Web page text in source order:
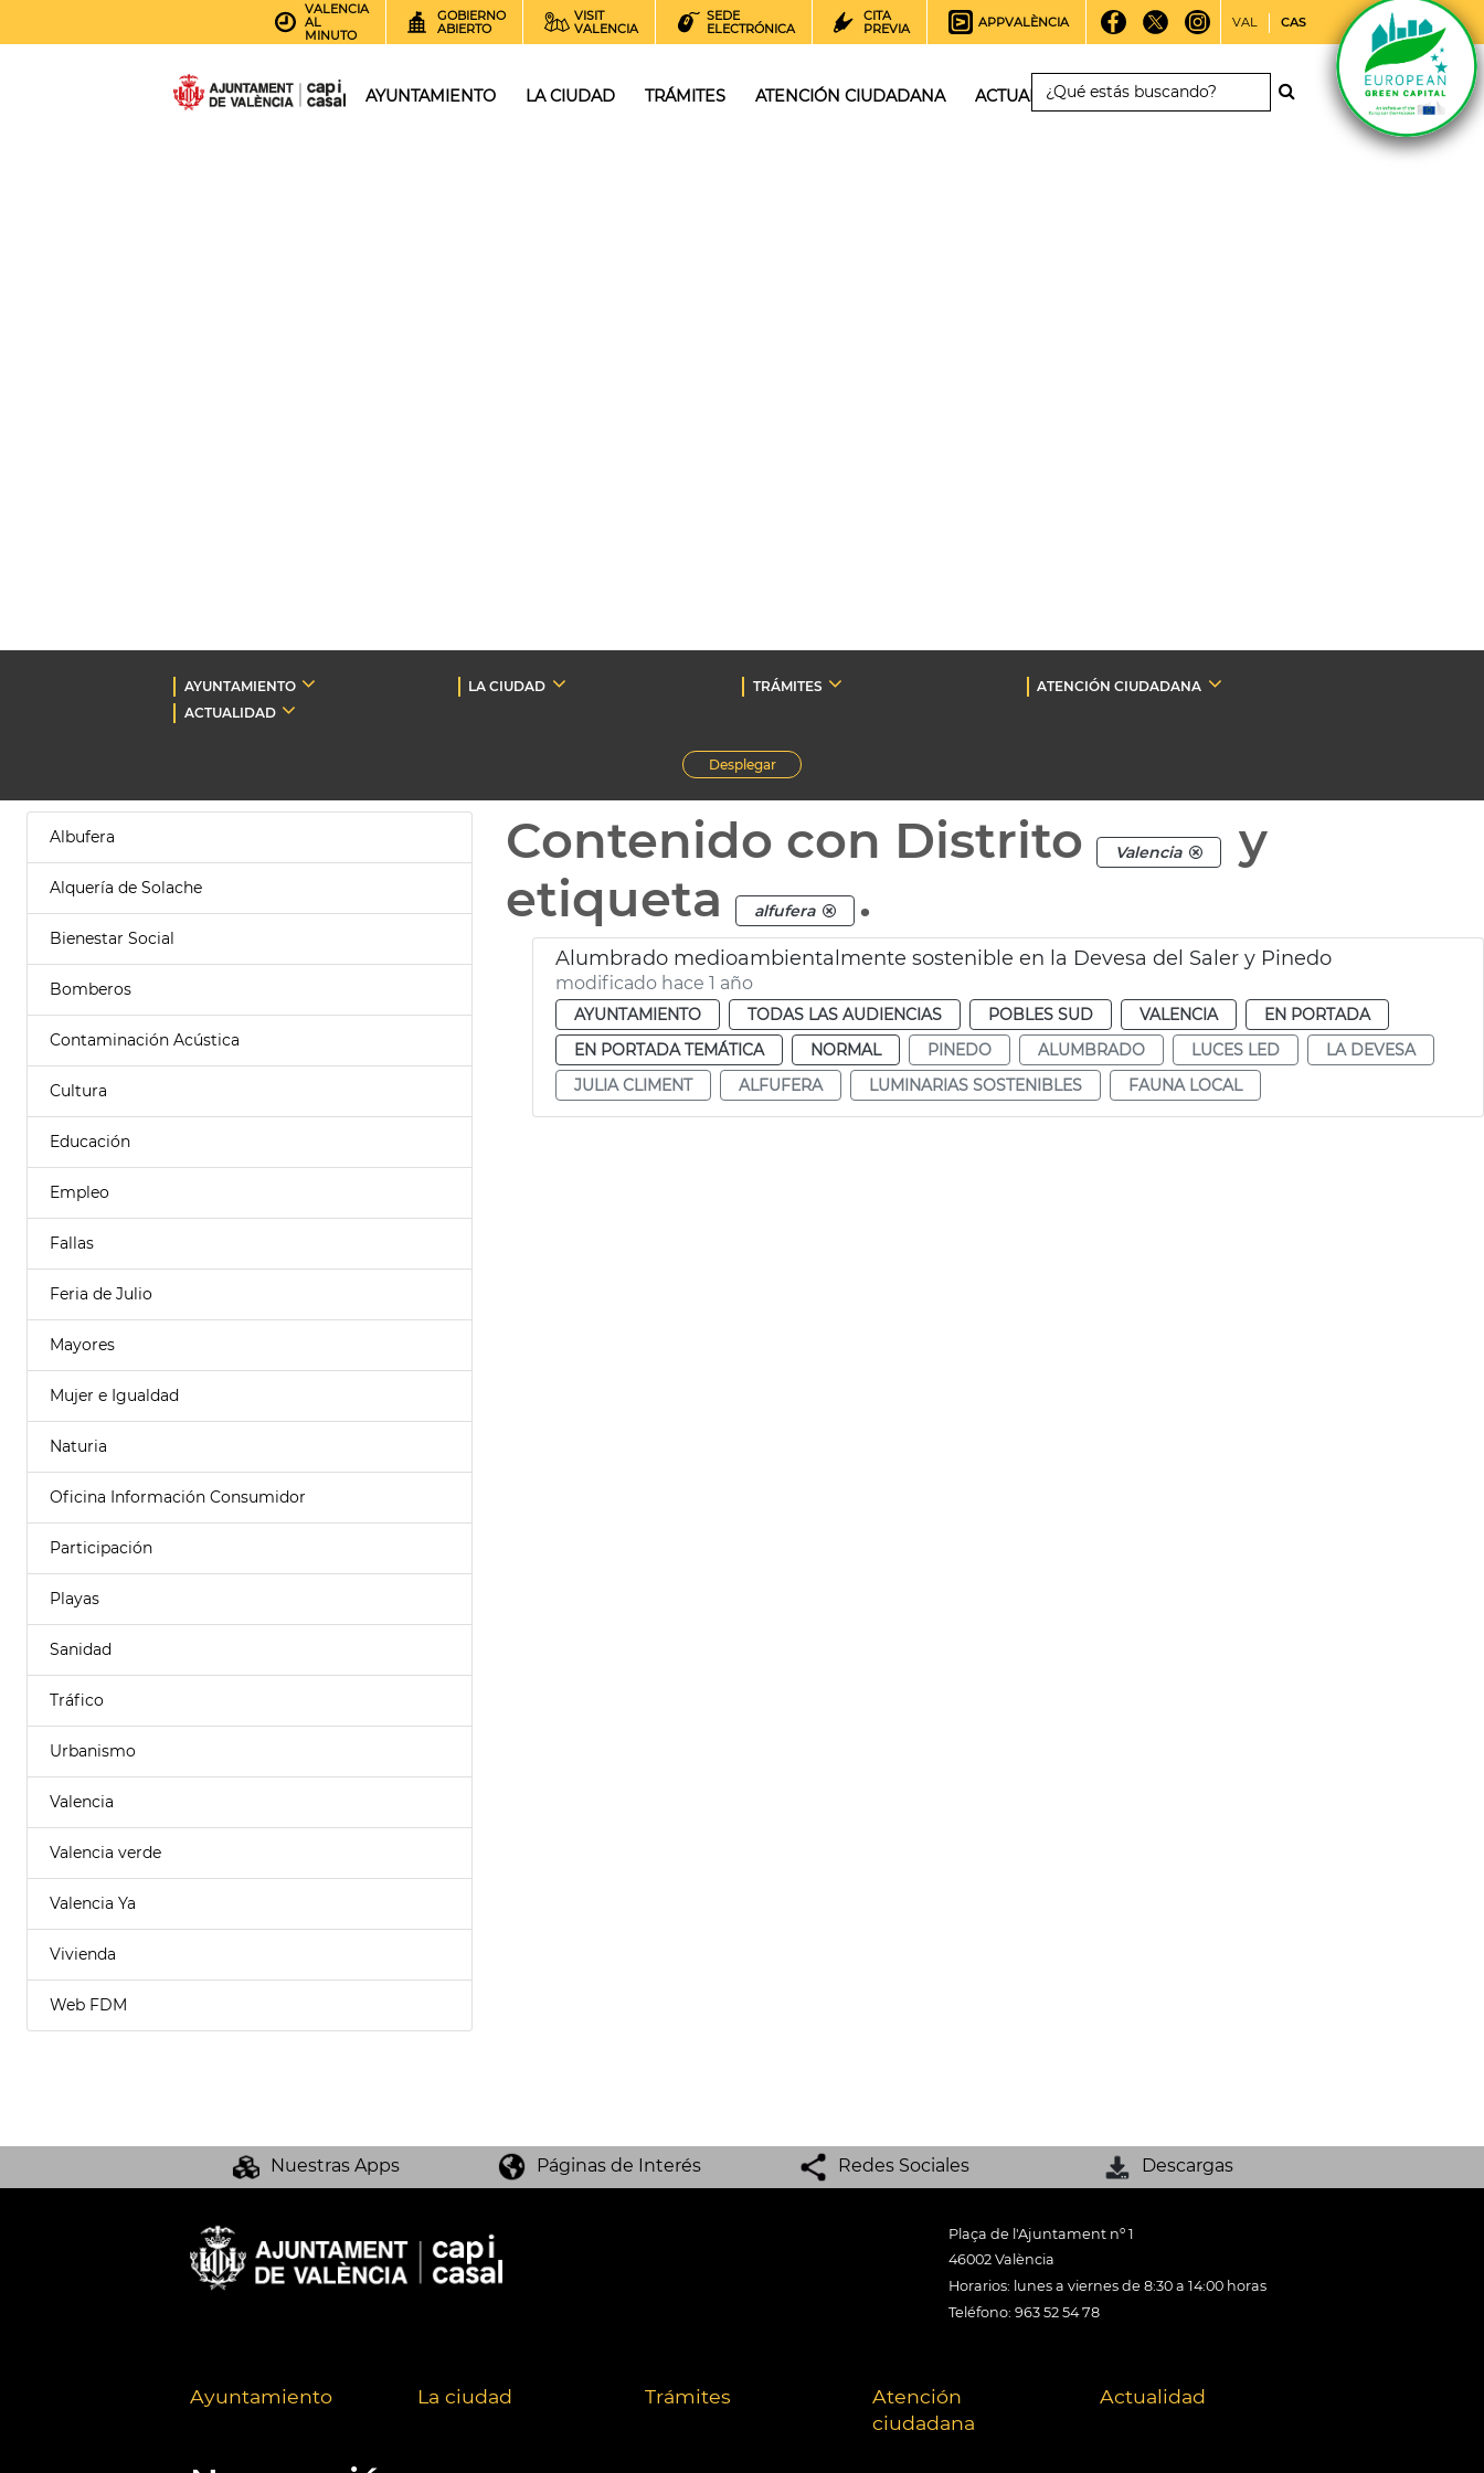
VALENCIA
AL
MINUTO
GOBIERNO
ABIERTO
VISIT
VALENCIA
SEDE
ELECTRÓNICA
CITA
PREVIA
APPVALÈNCIA VAL CAS
AYUNTAMIENTO LA CIUDAD TRÁMITES ATENCIÓN CIUDADANA ACTUALIDAD
AYUNTAMIENTO LA CIUDAD TRÁMITES
ATENCIÓN CIUDADANA
ACTUALIDAD
Desplegar
Albufera
Alquería de Solache
Bienestar Social
Bomberos
Contaminación Acústica
Cultura
Educación
Empleo
Fallas
Feria de Julio
Mayores
Mujer e Igualdad
Naturia
Oficina Información Consumidor
Participación
Playas
Sanidad
Tráfico
Urbanismo
Valencia
Valencia verde
Valencia Ya
Vivienda
Web FDM
Contenido con Distrito Valencia
y
etiqueta
alfufera .
Alumbrado medioambientalmente sostenible en la Devesa del Saler y Pinedo
modificado hace 1 año
AYUNTAMIENTO TODAS LAS AUDIENCIAS POBLES SUD VALENCIA
EN PORTADA
EN PORTADA TEMÁTICA
NORMAL PINEDO ALUMBRADO LUCES LED
LA DEVESA
JULIA CLIMENT
ALFUFERA LUMINARIAS SOSTENIBLES FAUNA LOCAL
Nuestras Apps Páginas de Interés Redes Sociales Descargas
Plaça de l'Ajuntament nº 1
46002 València
Horarios: lunes a viernes de 8:30 a 14:00 horas
Teléfono: 963 52 54 78
Ayuntamiento La ciudad Trámites
Atención
ciudadana
Actualidad